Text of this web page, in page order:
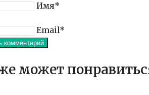
Имя*
Email*
может